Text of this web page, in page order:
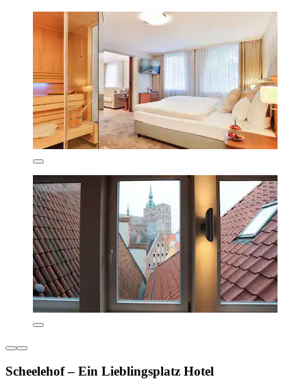
Scheelehof – Ein Lieblingsplatz Hotel